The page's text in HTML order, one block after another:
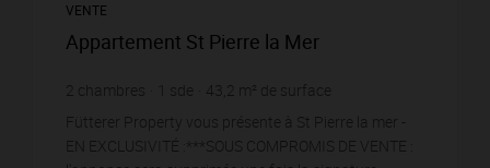
VENTE
Appartement St Pierre la Mer
2 chambres sde 43,2 m² de surface
2 893,52 €
Fütterer Property vous présente à St Pierre la mer -
EN EXCLUSIVITÉ :***SOUS COMPROMIS DE VENTE :